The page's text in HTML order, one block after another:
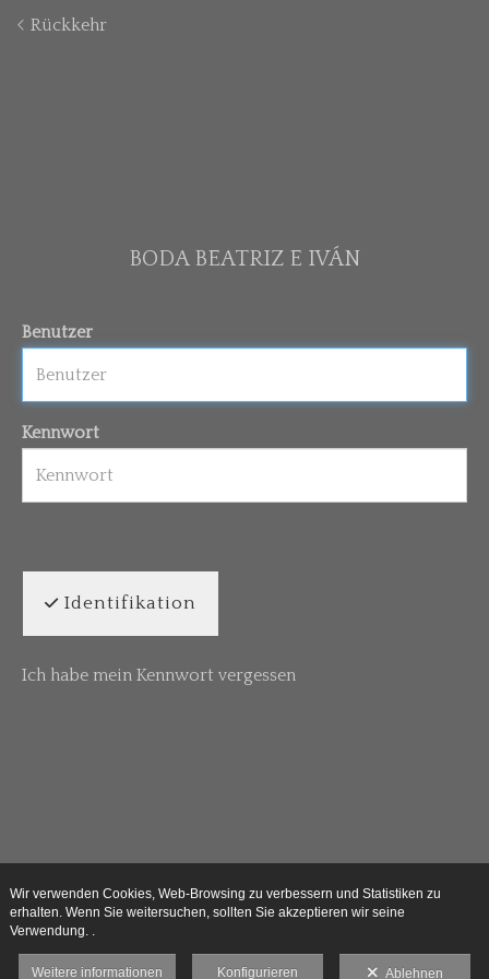
Rückkehr
BODA BEATRIZ E IVÁN
Benutzer
Kennwort
Identifikation
Ich habe mein Kennwort vergessen
Wir verwenden Cookies, Web-Browsing zu verbessern und Statistiken zu
erhalten. Wenn Sie weitersuchen, sollten Sie akzeptieren wir seine
Verwendung. .
Weitere informationen Konfigurieren Ablehnen